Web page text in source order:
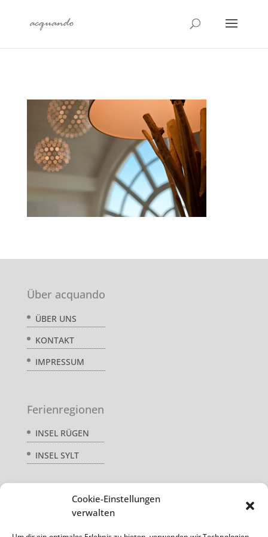
Cookie-Einstellungen
verwalten
Über acquando
ÜBER UNS
KONTAKT
IMPRESSUM
Ferienregionen
INSEL RÜGEN
INSEL SYLT